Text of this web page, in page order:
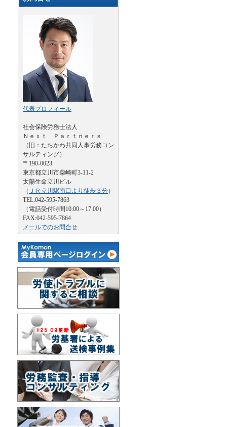
代表プロフィール
社会保険労務士法人
Ｎｅｘｔ Ｐａｒｔｎｅｒｓ
（旧：たちかわ共同人事労務コン
サルティング）
〒190-0023
東京都立川市柴崎町3-11-2
太陽生命立川ビル
（ ＪＲ立川駅南口より徒歩３分）
TEL:042-595-7863
（電話受付時間10:00～17:00）
FAX:042-595-7864
メールでのお問合せ